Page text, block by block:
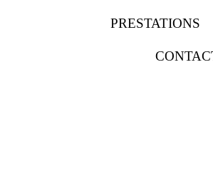
PRESTATIONS